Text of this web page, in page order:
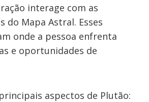
interage com as
do Mapa Astral. Esses
onde a pessoa enfrenta
e oportunidades de
aspectos de Plutão: